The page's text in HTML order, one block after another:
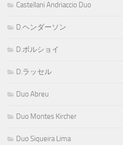
Castellani Andriaccio Duo
D.ヘンダーソン
D.ボルショイ
D.ラッセル
Duo Abreu
Duo Montes Kircher
Duo Siqueira Lima